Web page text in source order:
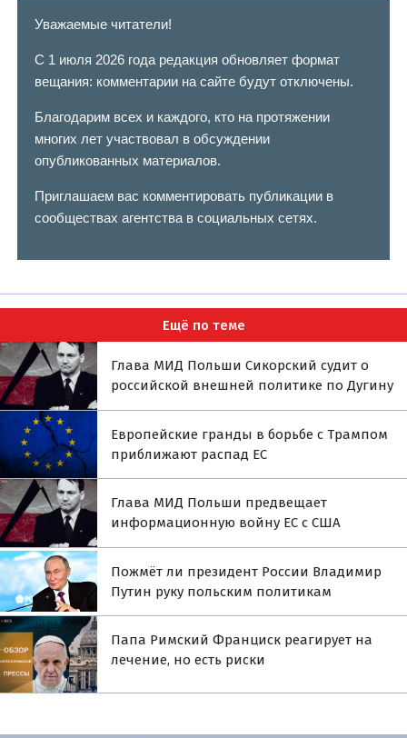
Уважаемые читатели!
С 1 июля 2026 года редакция обновляет формат
вещания: комментарии на сайте будут отключены.
Благодарим всех и каждого, кто на протяжении
многих лет участвовал в обсуждении
опубликованных материалов.
Приглашаем вас комментировать публикации в
сообществах агентства в социальных сетях.
Ещё по теме
Глава МИД Польши Сикорский судит о
российской внешней политике по Дугину
Европейские гранды в борьбе с Трампом
приближают распад ЕС
Глава МИД Польши предвещает
информационную войну ЕС с США
Пожмёт ли президент России Владимир
Путин руку польским политикам
Папа Римский Франциск реагирует на
лечение, но есть риски